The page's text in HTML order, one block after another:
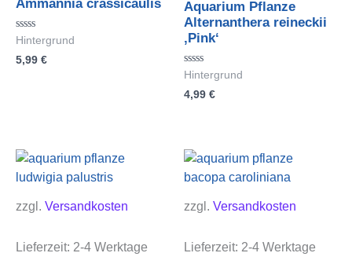
Ammannia crassicaulis
Bewertet
0
Hintergrund
5,99 €
Aquarium Pflanze
Alternanthera reineckii
‚Pink‘
Bewertet
0
Hintergrund
4,99 €
zzgl. Versandkosten
Lieferzeit: 2-4 Werktage
zzgl. Versandkosten
Lieferzeit: 2-4 Werktage